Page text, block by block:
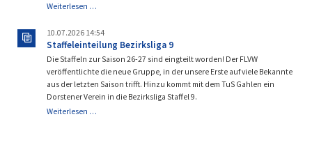
Weiterlesen …
Test
gegen
Rhenania
10.07.2026 14:54
Staffeleinteilung Bezirksliga 9
Die Staffeln zur Saison 26-27 sind eingteilt worden! Der FLVW
veröffentlichte die neue Gruppe, in der unsere Erste auf viele Bekannte
aus der letzten Saison trifft. Hinzu kommt mit dem TuS Gahlen ein
Dorstener Verein in die Bezirksliga Staffel 9.
Weiterlesen …Staffeleinteilung